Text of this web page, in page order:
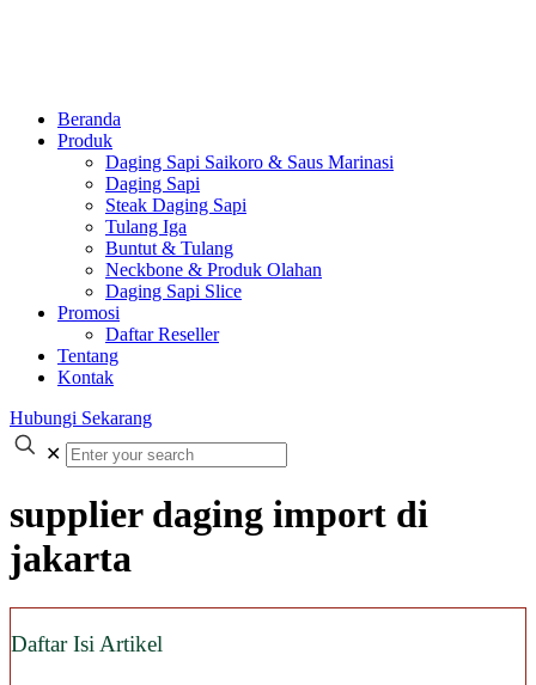
Beranda
Produk
Daging Sapi Saikoro & Saus Marinasi
Daging Sapi
Steak Daging Sapi
Tulang Iga
Buntut & Tulang
Neckbone & Produk Olahan
Daging Sapi Slice
Promosi
Daftar Reseller
Tentang
Kontak
Hubungi Sekarang
✕
supplier daging import di
jakarta
Daftar Isi Artikel